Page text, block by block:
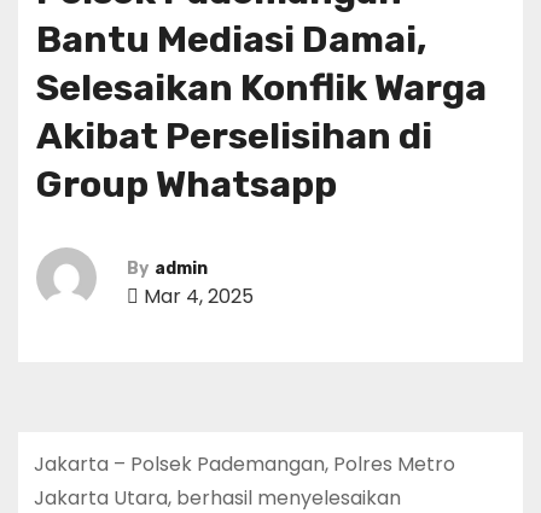
Bantu Mediasi Damai,
Selesaikan Konflik Warga
Akibat Perselisihan di
Group Whatsapp
By admin
Mar 4, 2025
Jakarta – Polsek Pademangan, Polres Metro
Jakarta Utara, berhasil menyelesaikan